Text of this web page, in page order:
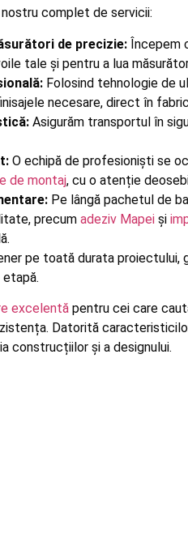
complet de servicii:
de precizie: Începem
tale și pentru a lua
Folosind tehnologie de
necesare, direct în
Asigurăm transportul în
O echipă de profesioniști se
de montaj, cu o atenție
Pe lângă pachetul de
precum adeziv Mapei și
pe toată durata
excelentă pentru cei care
Datorită
construcțiilor și a designului.